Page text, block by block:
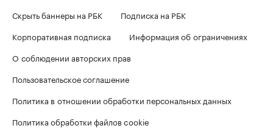
Скрыть баннеры на РБК
Подписка на РБК
Корпоративная подписка
Информация об ограничениях
О соблюдении авторских прав
Пользовательское соглашение
Политика в отношении обработки персональных данных
Политика обработки файлов cookie